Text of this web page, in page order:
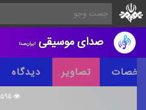
صدای موسیقیایران‌صدا
تصاویر دیدگاه
۵۹۵